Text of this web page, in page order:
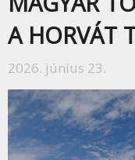
A HORVÁT
2026. június 23.